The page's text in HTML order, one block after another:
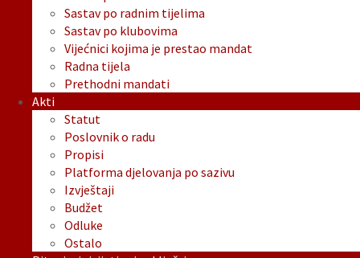
Sastav po radnim tijelima
Sastav po klubovima
Vijećnici kojima je prestao mandat
Radna tijela
Prethodni mandati
Akti
Statut
Poslovnik o radu
Propisi
Platforma djelovanja po sazivu
Izvještaji
Budžet
Odluke
Ostalo